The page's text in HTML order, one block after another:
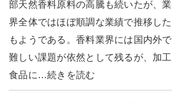
部天然香料原料の高騰も続いたが、業
界全体ではほぼ順調な業績で推移した
もようである。香料業界には国内外で
難しい課題が依然として残るが、加工
食品に…続きを読む